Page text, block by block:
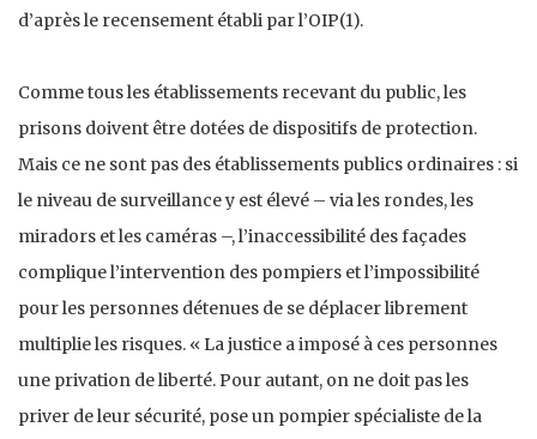
d’après le recensement établi par l’OIP(1).
Comme tous les établissements recevant du public, les
prisons doivent être dotées de dispositifs de protection.
Mais ce ne sont pas des établissements publics ordinaires : si
le niveau de surveillance y est élevé – via les rondes, les
miradors et les caméras –, l’inaccessibilité des façades
complique l’intervention des pompiers et l’impossibilité
pour les personnes détenues de se déplacer librement
multiplie les risques. « La justice a imposé à ces personnes
une privation de liberté. Pour autant, on ne doit pas les
priver de leur sécurité, pose un pompier spécialiste de la